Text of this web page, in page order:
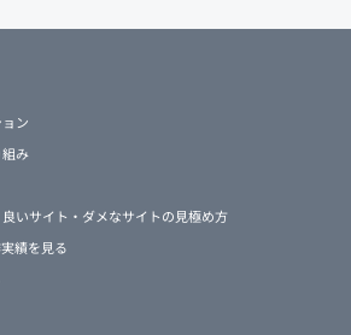
ン
み
いサイト・ダメなサイトの見極め方
績を見る